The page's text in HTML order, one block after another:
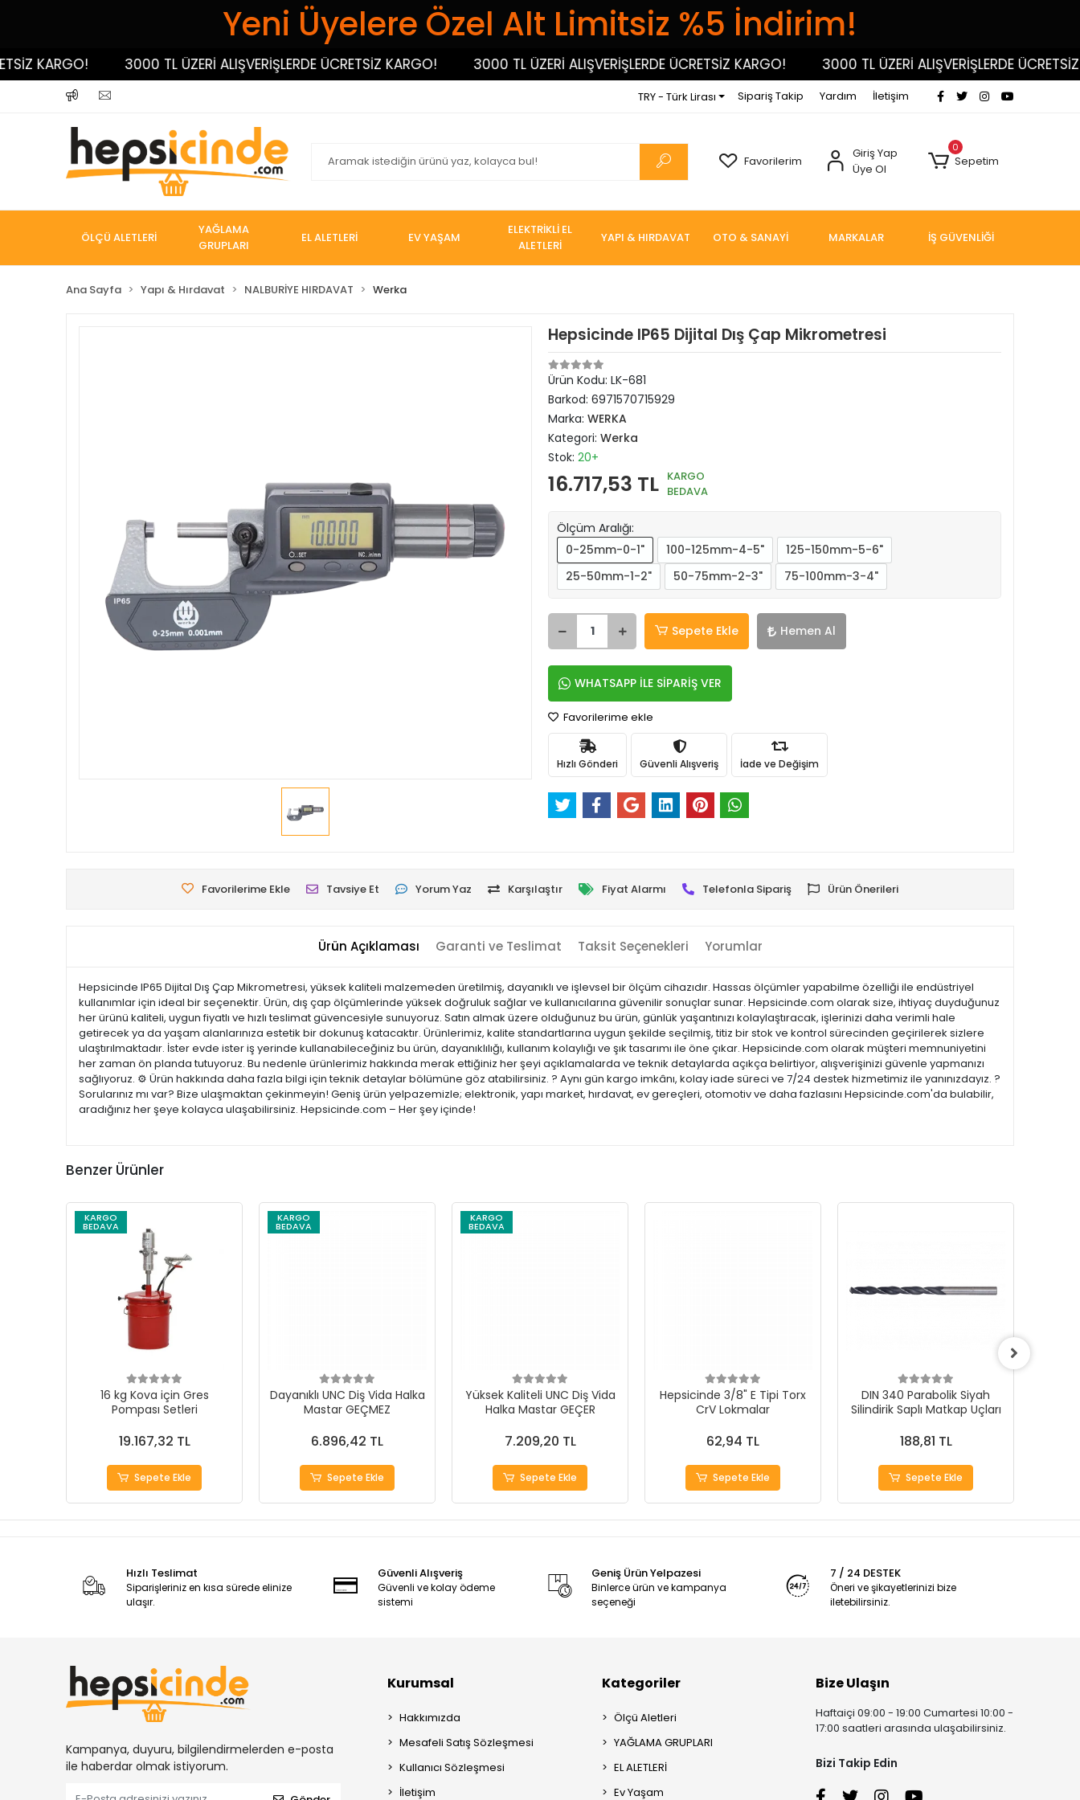
Yeni Üyelere Özel Alt Limitsiz %5 İndirim!
KARGO! 3000 TL ÜZERİ ALIŞVERİŞLERDE ÜCRETSİZ KARGO! 3000 TL ÜZERİ ALIŞVERİŞLERDE ÜCRETSİZ KARGO! 3000 TL ÜZERİ ALIŞVERİŞLERDE ÜCRETSİZ
TRY - Türk Lirası Sipariş Takip Yardım İletişim
Favorilerim
Giriş Yap
Üye Ol
0
Sepetim
ÖLÇÜ ALETLERİ
YAĞLAMA
GRUPLARI
EL ALETLERİ EV YAŞAM
ELEKTRİKLİ EL
ALETLERİ
YAPI & HIRDAVAT OTO & SANAYİ MARKALAR İŞ GÜVENLİĞİ
Ana Sayfa Yapı & Hırdavat NALBURİYE HIRDAVAT Werka
Hepsicinde IP65 Dijital Dış Çap Mikrometresi
Ürün Kodu: LK-681
Barkod: 6971570715929
Marka: WERKA
Kategori: Werka
Stok: 20+
16.717,53 TL KARGO
BEDAVA
Ölçüm Aralığı:
0-25mm-0-1"
100-125mm-4-5"
125-150mm-5-6"
25-50mm-1-2"
50-75mm-2-3" 75-100mm-3-4"
Sepete Ekle Hemen Al
WHATSAPP İLE SİPARİŞ VER
Favorilerime ekle
Hızlı Gönderi Güvenli Alışveriş İade ve Değişim
Favorilerime Ekle Tavsiye Et Yorum Yaz Karşılaştır Fiyat Alarmı Telefonla Sipariş Ürün Önerileri
Ürün Açıklaması Garanti ve Teslimat Taksit Seçenekleri Yorumlar
Hepsicinde IP65 Dijital Dış Çap Mikrometresi, yüksek kaliteli malzemeden üretilmiş, dayanıklı ve işlevsel bir ölçüm cihazıdır. Hassas ölçümler yapabilme özelliği ile endüstriyel
kullanımlar için ideal bir seçenektir. Ürün, dış çap ölçümlerinde yüksek doğruluk sağlar ve kullanıcılarına güvenilir sonuçlar sunar. Hepsicinde.com olarak size, ihtiyaç duyduğunuz
her ürünü kaliteli, uygun fiyatlı ve hızlı teslimat güvencesiyle sunuyoruz. Satın almak üzere olduğunuz bu ürün, günlük yaşantınızı kolaylaştıracak, işlerinizi daha verimli hale
getirecek ya da yaşam alanlarınıza estetik bir dokunuş katacaktır. Ürünlerimiz, kalite standartlarına uygun şekilde seçilmiş, titiz bir stok ve kontrol sürecinden geçirilerek sizlere
ulaştırılmaktadır. İster evde ister iş yerinde kullanabileceğiniz bu ürün, dayanıklılığı, kullanım kolaylığı ve şık tasarımı ile öne çıkar. Hepsicinde.com olarak müşteri memnuniyetini
her zaman ön planda tutuyoruz. Bu nedenle ürünlerimiz hakkında merak ettiğiniz her şeyi açıklamalarda ve teknik detaylarda açıkça belirtiyor, alışverişinizi güvenle yapmanızı
sağlıyoruz. ⚙️ Ürün hakkında daha fazla bilgi için teknik detaylar bölümüne göz atabilirsiniz. ? Aynı gün kargo imkânı, kolay iade süreci ve 7/24 destek hizmetimiz ile yanınızdayız. ?
Sorularınız mı var? Bize ulaşmaktan çekinmeyin! Geniş ürün yelpazemizle; elektronik, yapı market, hırdavat, ev gereçleri, otomotiv ve daha fazlasını Hepsicinde.com'da bulabilir,
aradığınız her şeye kolayca ulaşabilirsiniz. Hepsicinde.com – Her şey içinde!
Benzer Ürünler
KARGO
BEDAVA
16 kg Kova için Gres
Pompası Setleri
19.167,32 TL
Sepete Ekle
KARGO
BEDAVA
Dayanıklı UNC Diş Vida Halka
Mastar GEÇMEZ
6.896,42 TL
Sepete Ekle
KARGO
BEDAVA
Yüksek Kaliteli UNC Diş Vida
Halka Mastar GEÇER
7.209,20 TL
Sepete Ekle
Hepsicinde 3/8" E Tipi Torx
CrV Lokmalar
62,94 TL
Sepete Ekle
DIN 340 Parabolik Siyah
Silindirik Saplı Matkap Uçları
188,81 TL
Sepete Ekle
Hızlı Teslimat
Siparişleriniz en kısa sürede elinize
ulaşır.
Güvenli Alışveriş
Güvenli ve kolay ödeme
sistemi
Geniş Ürün Yelpazesi
Binlerce ürün ve kampanya
seçeneği
7 / 24 DESTEK
Öneri ve şikayetlerinizi bize
iletebilirsiniz.
Kampanya, duyuru, bilgilendirmelerden e-posta
ile haberdar olmak istiyorum.
Kurumsal
Hakkımızda
Mesafeli Satış Sözleşmesi
Kullanıcı Sözleşmesi
İletişim
Kategoriler
Ölçü Aletleri
YAĞLAMA GRUPLARI
EL ALETLERİ
Ev Yaşam
Bize Ulaşın
Haftaiçi 09:00 - 19:00 Cumartesi 10:00 -
17:00 saatleri arasında ulaşabilirsiniz.
Bizi Takip Edin